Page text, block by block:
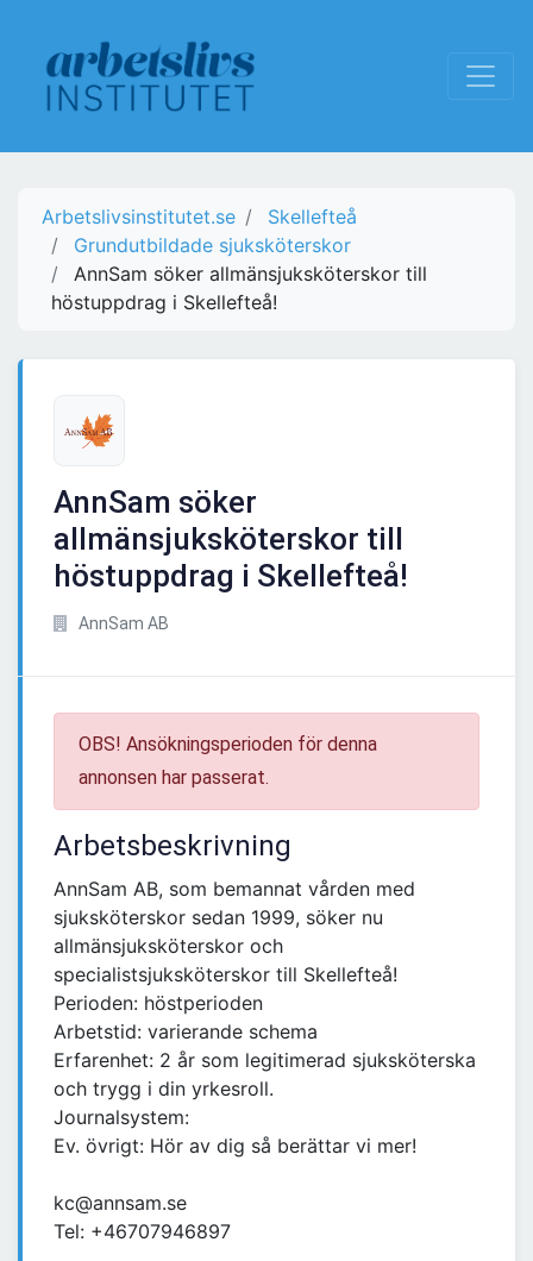
Arbetslivsinstitutet.se
Skellefteå
Grundutbildade sjuksköterskor
AnnSam söker allmänsjuksköterskor till
höstuppdrag i Skellefteå!
AnnSam söker
allmänsjuksköterskor till
höstuppdrag i Skellefteå!
AnnSam AB
OBS! Ansökningsperioden för denna
annonsen har passerat.
Arbetsbeskrivning
AnnSam AB, som bemannat vården med
sjuksköterskor sedan 1999, söker nu
allmänsjuksköterskor och
specialistsjuksköterskor till Skellefteå!
Perioden: höstperioden
Arbetstid: varierande schema
Erfarenhet: 2 år som legitimerad sjuksköterska
och trygg i din yrkesroll.
Journalsystem:
Ev. övrigt: Hör av dig så berättar vi mer!
kc@annsam.se
Tel: +46707946897